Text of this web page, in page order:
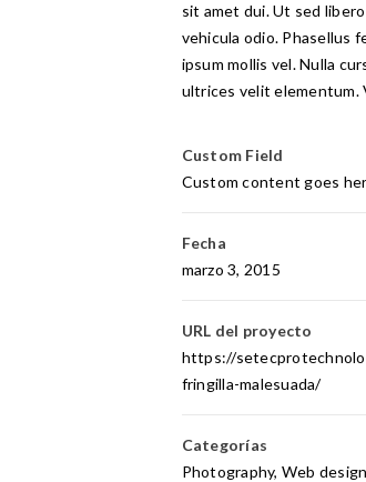
sit amet dui. Ut sed
vehicula odio. Phasellus
ipsum mollis vel. Nulla
ultrices velit elementum.
Custom Field
Custom content goes
Fecha
marzo 3, 2015
URL del proyecto
https://
fringilla-malesuada/
Categorías
Photography, Web design